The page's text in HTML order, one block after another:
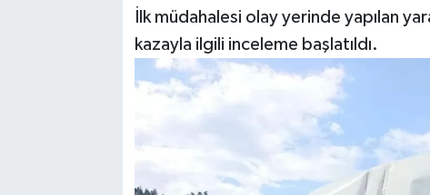
İlk müdahalesi olay yerinde yapılan
kazayla ilgili inceleme başlatıldı.